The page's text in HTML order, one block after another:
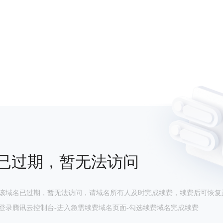
过期，暂无法访问
域名已过期，暂无法访问，请域名所有人及时完成续费，续费后可恢复
录腾讯云控制台-进入急需续费域名页面-勾选续费域名完成续费